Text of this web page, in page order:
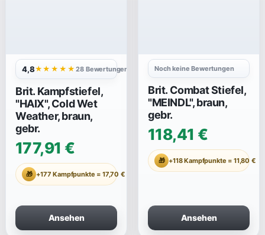
4,8★★★★★28 Bewertungen
Brit. Kampfstiefel,
"HAIX", Cold Wet
Weather, braun,
gebr.
177,91 €
🎁 +177 Kampfpunkte = 17,70 €
Ansehen
Noch keine Bewertungen
Brit. Combat Stiefel,
"MEINDL", braun,
gebr.
118,41 €
🎁 +118 Kampfpunkte = 11,80 €
Ansehen